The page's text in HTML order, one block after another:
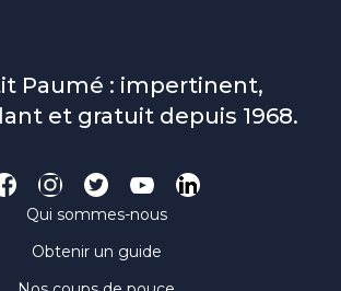
Paumé : impertinent,
et gratuit depuis 1968.
Qui sommes-nous
Obtenir un guide